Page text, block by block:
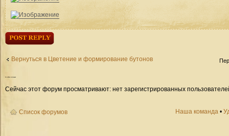
Ответить
Вернуться в Цветение и формирование бутонов
Кто сейчас на форуме
Сейчас этот форум просматривают: нет зарегистрированных
Список форумов Наша команда •